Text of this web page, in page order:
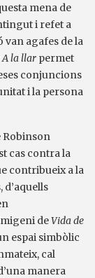
mena de
i refet a
van agafes de la
A la llar permet
conjuncions
i la persona
Robinson
cas contra la
contribueix a la
deVida de
espai simbòlic
cal
manera